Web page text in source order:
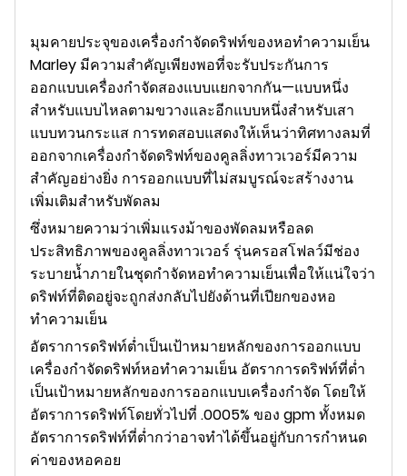
มุมคายประจุของเครื่องกำจัดดริฟท์ของหอทำความเย็น
Marley มีความสำคัญเพียงพอที่จะรับประกันการ
ออกแบบเครื่องกำจัดสองแบบแยกจากกัน—แบบหนึ่ง
สำหรับแบบไหลตามขวางและอีกแบบหนึ่งสำหรับเสา
แบบทวนกระแส การทดสอบแสดงให้เห็นว่าทิศทางลมที่
ออกจากเครื่องกำจัดดริฟท์ของคูลลิ่งทาวเวอร์มีความ
สำคัญอย่างยิ่ง การออกแบบที่ไม่สมบูรณ์จะสร้างงาน
เพิ่มเติมสำหรับพัดลม
ซึ่งหมายความว่าเพิ่มแรงม้าของพัดลมหรือลด
ประสิทธิภาพของคูลลิ่งทาวเวอร์ รุ่นครอสโฟลว์มีช่อง
ระบายน้ำภายในชุดกำจัดหอทำความเย็นเพื่อให้แน่ใจว่า
ดริฟท์ที่ติดอยู่จะถูกส่งกลับไปยังด้านที่เปียกของหอ
ทำความเย็น
อัตราการดริฟท์ต่ำเป็นเป้าหมายหลักของการออกแบบ
เครื่องกำจัดดริฟท์หอทำความเย็น อัตราการดริฟท์ที่ต่ำ
เป็นเป้าหมายหลักของการออกแบบเครื่องกำจัด โดยให้
อัตราการดริฟท์โดยทั่วไปที่ .0005% ของ gpm ทั้งหมด
อัตราการดริฟท์ที่ต่ำกว่าอาจทำได้ขึ้นอยู่กับการกำหนด
ค่าของหอคอย